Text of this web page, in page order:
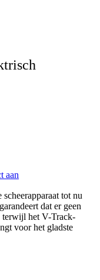
aan
tot nu
dat er geen
terwijl het V-Track-
voor het gladste